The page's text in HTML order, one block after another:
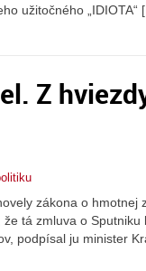
užitočného „IDIOTA“
Z
zákona o hmotnej
tá zmluva o Sputniku
podpísal ju minister